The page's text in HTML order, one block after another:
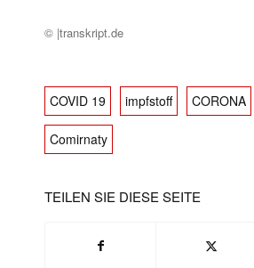
© |transkript.de
COVID 19 impfstoff CORONA
Comirnaty
TEILEN SIE DIESE SEITE